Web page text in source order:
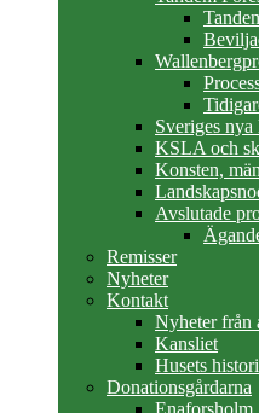
Sveriges
KSLA och
Konsten,
Avslutade
Remisser
Nyheter
Kontakt
Nyheter från
Kansliet
Husets
Donationsgårdarna